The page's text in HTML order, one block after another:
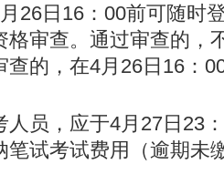
26日16：00前可随时
格审查。通过审查的，
查的，在4月26日16：
人员，应于4月27日23
笔试考试费用（逾期未